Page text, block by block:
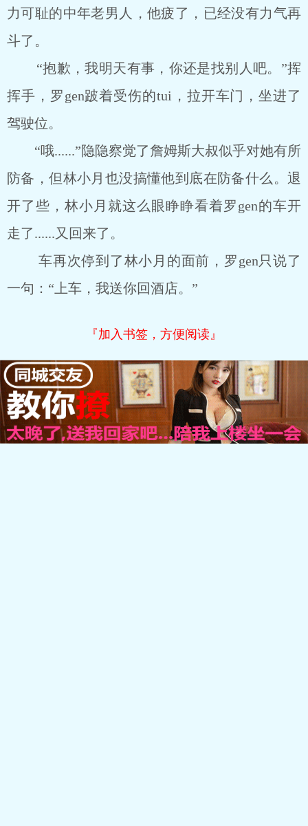
力可耻的中年老男人，他疲了，已经没有力气再
斗了。
“抱歉，我明天有事，你还是找别人吧。”挥
挥手，罗gen跛着受伤的tui，拉开车门，坐进了
驾驶位。
“哦......”隐隐察觉了詹姆斯大叔似乎对她有所
防备，但林小月也没搞懂他到底在防备什么。退
开了些，林小月就这么眼睁睁看着罗gen的车开
走了......又回来了。
车再次停到了林小月的面前，罗gen只说了
一句：“上车，我送你回酒店。”
『加入书签，方便阅读』
...